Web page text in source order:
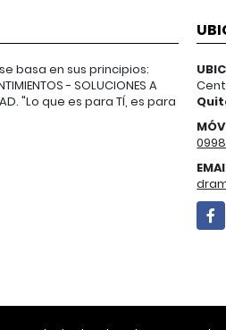
basa en sus principios:
- SOLUCIONES A
"Lo que es para TÍ, es para